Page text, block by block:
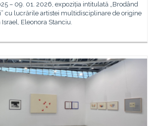
– 09. 01. 2026, expoziția intitulată „Brodând
cu lucrările artistei multidisciplinare de origine
Eleonora Stanciu.